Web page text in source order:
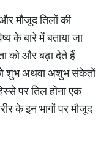
मौजूद तिलों की
के बारे में बताया जा
को और बढ़ा देते हैं
शुभ अथवा अशुभ संकेतों
पर तिल होना एक
के इन भागों पर मौजूद